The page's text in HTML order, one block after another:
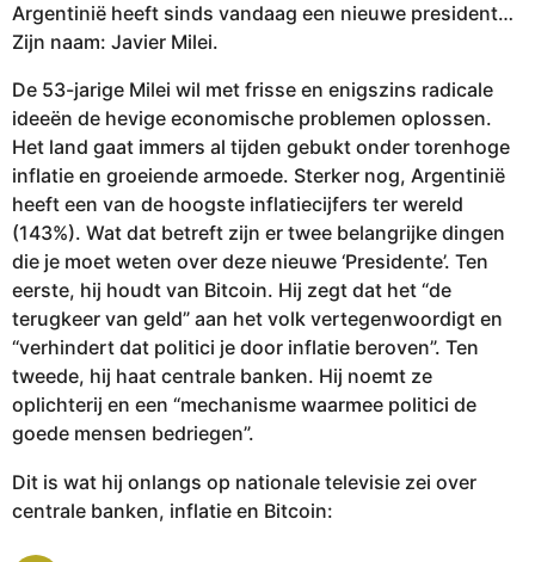
2
0
-
1
1
-
2
0
2
3
1
2
2
3
Argentinië heeft sinds vandaag een nieuwe president…
Zijn naam: Javier Milei.
De 53-jarige Milei wil met frisse en enigszins radicale
ideeën de hevige economische problemen oplossen.
Het land gaat immers al tijden gebukt onder torenhoge
inflatie en groeiende armoede. Sterker nog, Argentinië
heeft een van de hoogste inflatiecijfers ter wereld
(143%). Wat dat betreft zijn er twee belangrijke dingen
die je moet weten over deze nieuwe ‘Presidente’. Ten
eerste, hij houdt van Bitcoin. Hij zegt dat het “de
terugkeer van geld” aan het volk vertegenwoordigt en
“verhindert dat politici je door inflatie beroven”. Ten
tweede, hij haat centrale banken. Hij noemt ze
oplichterij en een “mechanisme waarmee politici de
goede mensen bedriegen”.
Dit is wat hij onlangs op nationale televisie zei over
centrale banken, inflatie en Bitcoin: